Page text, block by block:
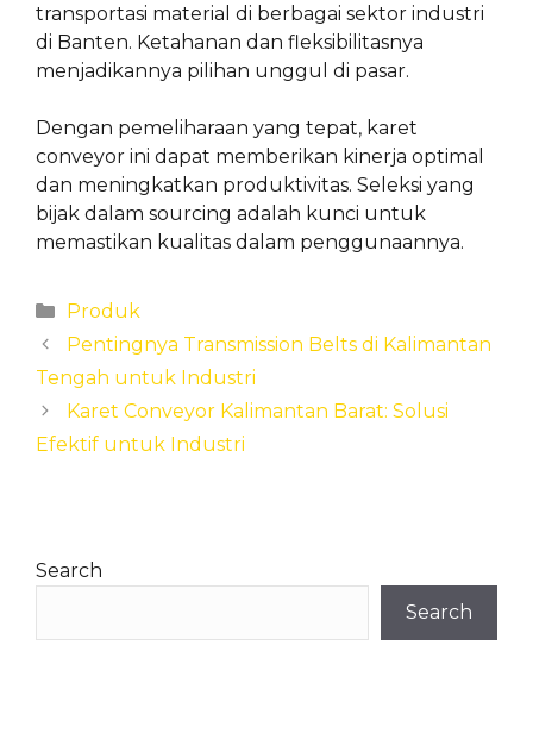
transportasi material di berbagai sektor industri
di Banten. Ketahanan dan fleksibilitasnya
menjadikannya pilihan unggul di pasar.
Dengan pemeliharaan yang tepat, karet
conveyor ini dapat memberikan kinerja optimal
dan meningkatkan produktivitas. Seleksi yang
bijak dalam sourcing adalah kunci untuk
memastikan kualitas dalam penggunaannya.
Categories
Produk
Pentingnya Transmission Belts di Kalimantan
Tengah untuk Industri
Karet Conveyor Kalimantan Barat: Solusi
Efektif untuk Industri
Search
Search